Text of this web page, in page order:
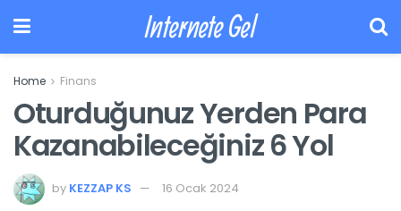
Internete Gel
Home Finans
Oturduğunuz Yerden Para
Kazanabileceğiniz 6 Yol
by KEZZAP KS 16 Ocak 2024